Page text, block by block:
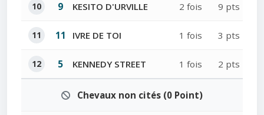
10 9 KESITO D'URVILLE 2 fois 9 pts
11 11 IVRE DE TOI 1 fois 3 pts
12 5 KENNEDY STREET 1 fois 2 pts
Chevaux non cités (0 Point)